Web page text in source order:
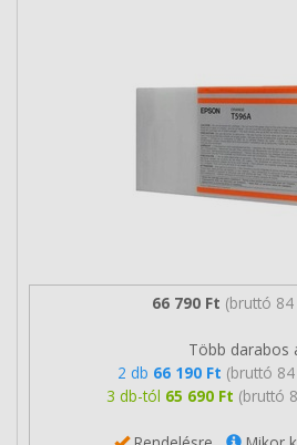
66 790 Ft (bruttó 84
Több darabos
2 db 66 190 Ft (bruttó
3 db-tól 65 690 Ft (bruttó